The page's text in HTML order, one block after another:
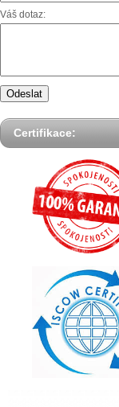
Váš dotaz:
Certifikace: